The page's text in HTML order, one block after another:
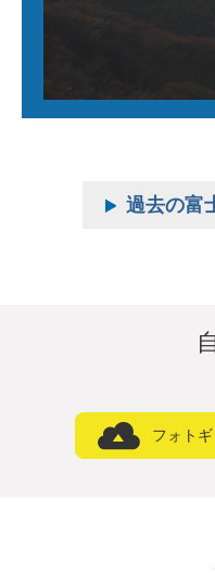
過去の富
フォト